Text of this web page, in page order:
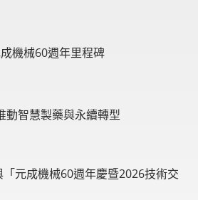
機械60週年里程碑
動智慧製藥與永續轉型
元成機械60週年慶暨2026技術交